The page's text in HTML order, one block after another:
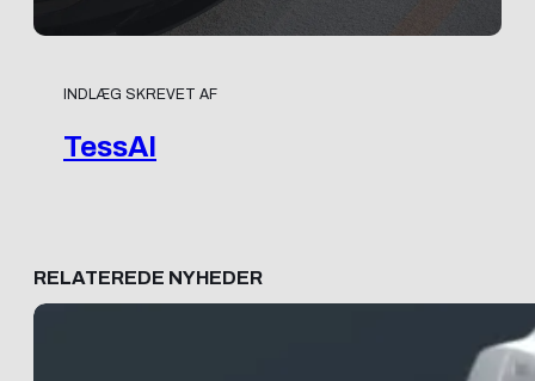
INDLÆG SKREVET AF
TessAI
RELATEREDE NYHEDER